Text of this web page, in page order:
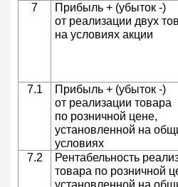
7
Прибыль + (убыток -)
от реализации двух
на условиях акции
7.1
Прибыль + (убыток -)
от реализации товара
по розничной цене,
установленной на
условиях
7.2
Рентабельность
товара по розничной
установленной на